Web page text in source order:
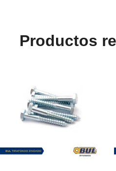
Productos